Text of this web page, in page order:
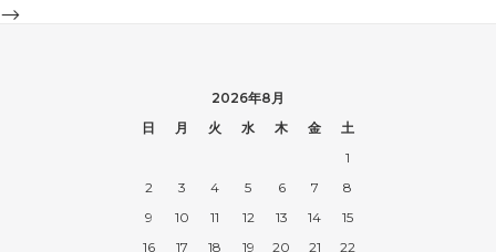
-->
2026年8月
日
月 火 水 木 金
土
1
2
3 4 5 6 7
8
9
10 11 12 13 14
15
16
17 18 19 20 21
22